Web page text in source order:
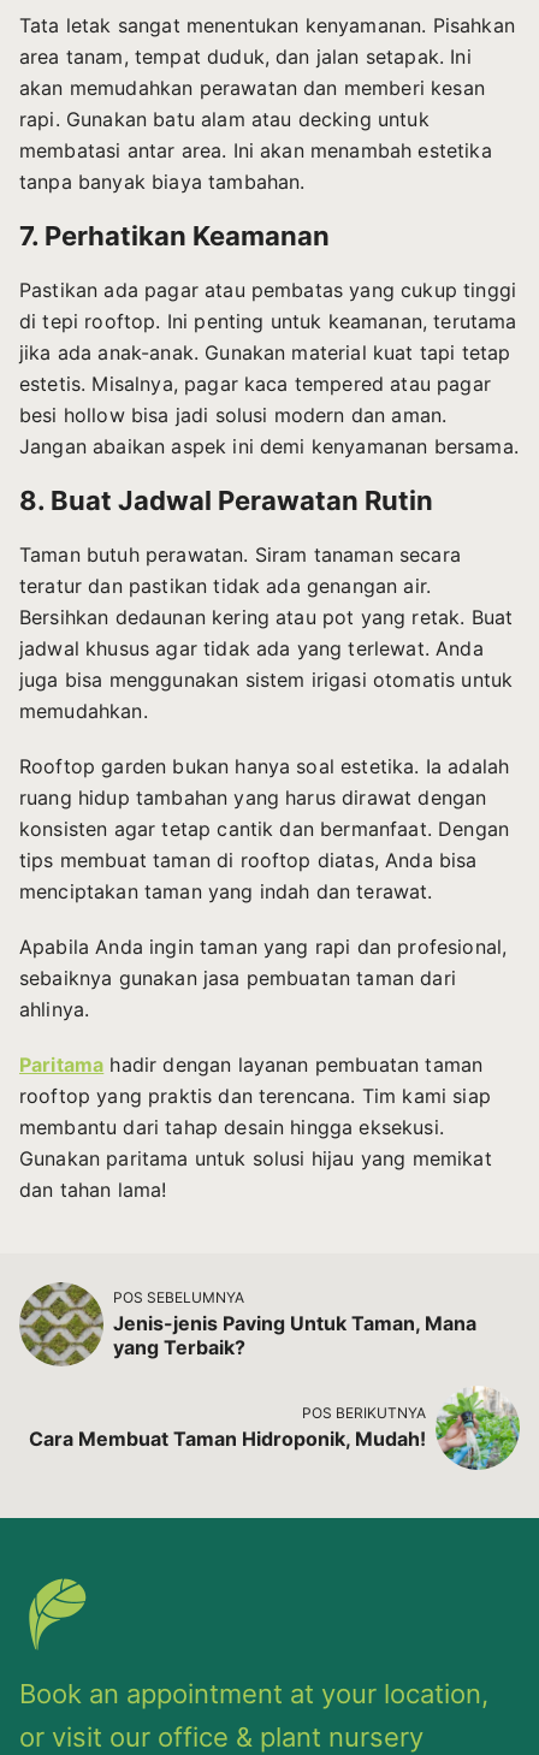
Tata letak sangat menentukan kenyamanan. Pisahkan
area tanam, tempat duduk, dan jalan setapak. Ini
akan memudahkan perawatan dan memberi kesan
rapi. Gunakan batu alam atau decking untuk
membatasi antar area. Ini akan menambah estetika
tanpa banyak biaya tambahan.
7. Perhatikan Keamanan
Pastikan ada pagar atau pembatas yang cukup tinggi
di tepi rooftop. Ini penting untuk keamanan, terutama
jika ada anak-anak. Gunakan material kuat tapi tetap
estetis. Misalnya, pagar kaca tempered atau pagar
besi hollow bisa jadi solusi modern dan aman.
Jangan abaikan aspek ini demi kenyamanan bersama.
8. Buat Jadwal Perawatan Rutin
Taman butuh perawatan. Siram tanaman secara
teratur dan pastikan tidak ada genangan air.
Bersihkan dedaunan kering atau pot yang retak. Buat
jadwal khusus agar tidak ada yang terlewat. Anda
juga bisa menggunakan sistem irigasi otomatis untuk
memudahkan.
Rooftop garden bukan hanya soal estetika. Ia adalah
ruang hidup tambahan yang harus dirawat dengan
konsisten agar tetap cantik dan bermanfaat. Dengan
tips membuat taman di rooftop diatas, Anda bisa
menciptakan taman yang indah dan terawat.
Apabila Anda ingin taman yang rapi dan profesional,
sebaiknya gunakan jasa pembuatan taman dari
ahlinya.
Paritama hadir dengan layanan pembuatan taman
rooftop yang praktis dan terencana. Tim kami siap
membantu dari tahap desain hingga eksekusi.
Gunakan paritama untuk solusi hijau yang memikat
dan tahan lama!
POS SEBELUMNYA
Jenis-jenis Paving Untuk Taman, Mana
yang Terbaik?
POS BERIKUTNYA
Cara Membuat Taman Hidroponik, Mudah!
Book an appointment at your location,
or visit our office & plant nursery